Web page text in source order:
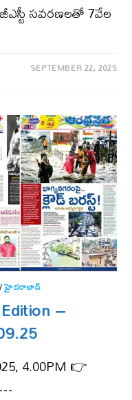
సవరణలతో 7వేల
SEPTEMBER 22, 2025
/హైదరాబాద్
–
4.00PM 👉